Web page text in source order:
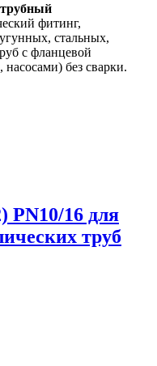
фитинг,
стальных,
с фланцевой
без сварки.
PN10/16 для
труб